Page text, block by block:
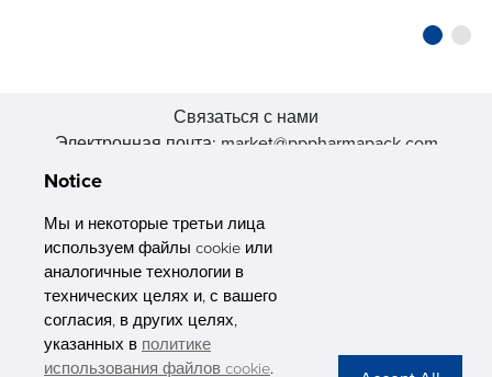
Связаться с нами
Электронная почта: market@pppharmapack.com
511356, Гуанчжоу, провинция GU case G building, Китай
PHARMAPACK
Notice
Мы и некоторые третьи лица
используем файлы cookie или
аналогичные технологии в
технических целях и, с вашего
согласия, в других целях,
указанных в политике
использования файлов cookie.